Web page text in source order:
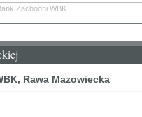
Zachodni WBK
Rawa Mazowiecka